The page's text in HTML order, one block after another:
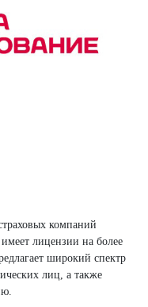
компаний
лицензии на более
широкий спектр
лиц, а также